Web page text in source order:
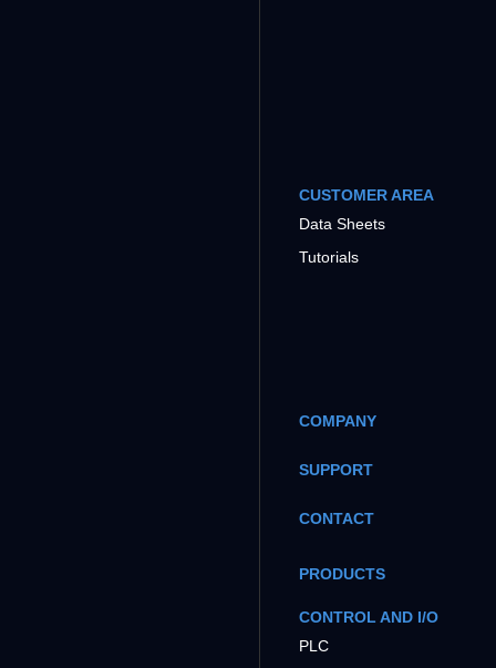
CUSTOMER AREA
Data Sheets
Tutorials
COMPANY
SUPPORT
CONTACT
PRODUCTS
CONTROL AND I/O
PLC